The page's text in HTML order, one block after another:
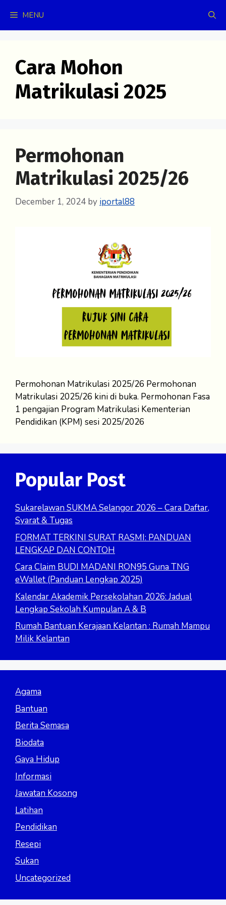
content
MENU
Cara Mohon
Matrikulasi 2025
Permohonan
Matrikulasi 2025/26
December 1, 2024 by iportal88
Permohonan Matrikulasi 2025/26 Permohonan
Matrikulasi 2025/26 kini di buka. Permohonan Fasa
1 pengajian Program Matrikulasi Kementerian
Pendidikan (KPM) sesi 2025/2026
Popular Post
Sukarelawan SUKMA Selangor 2026 – Cara Daftar,
Syarat & Tugas
FORMAT TERKINI SURAT RASMI: PANDUAN
LENGKAP DAN CONTOH
Cara Claim BUDI MADANI RON95 Guna TNG
eWallet (Panduan Lengkap 2025)
Kalendar Akademik Persekolahan 2026: Jadual
Lengkap Sekolah Kumpulan A & B
Rumah Bantuan Kerajaan Kelantan : Rumah Mampu
Milik Kelantan
Agama
Bantuan
Berita Semasa
Biodata
Gaya Hidup
Informasi
Jawatan Kosong
Latihan
Pendidikan
Resepi
Sukan
Uncategorized